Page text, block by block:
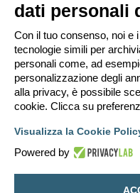
la norma ti consente il calcolo
non lo ricordavo..
io penso che ti convenga
che prove hanno fatto, se
cautela (soprattutto se non hai
di riqualificare il solaio con un
Rispondi
Indice Contattaci
dati personali
Con il tuo consenso, noi e
tecnologie simili per
personali come, ad
personalizzazione degli
alla privacy, è possibile
cookie. Clicca su
Visualizza la Cookie
Powered by